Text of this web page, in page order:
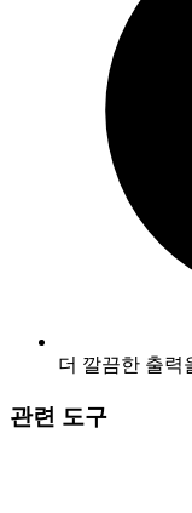
더 깔끔한 출력
관련 도구